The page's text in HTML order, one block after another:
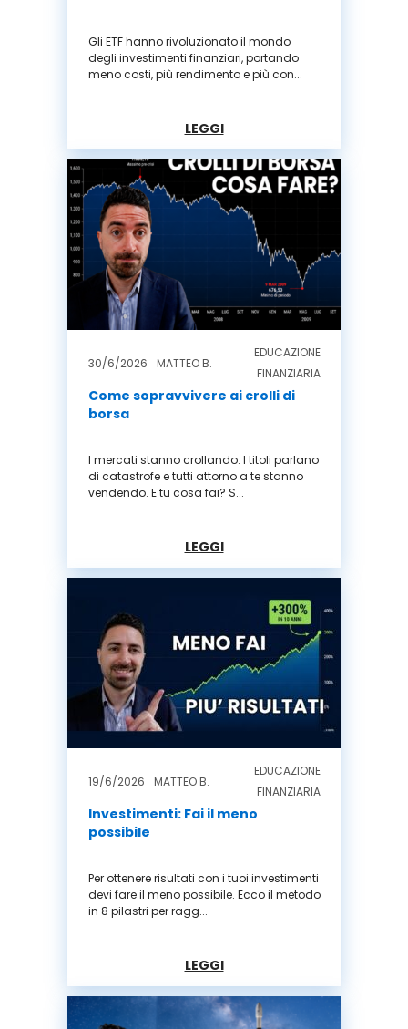
Gli ETF hanno rivoluzionato il mondo
degli investimenti finanziari, portando
meno costi, più rendimento e più con...
LEGGI
30/6/2026 MATTEO B.
EDUCAZIONE
FINANZIARIA
Come sopravvivere ai crolli di
borsa
I mercati stanno crollando. I titoli parlano
di catastrofe e tutti attorno a te stanno
vendendo. E tu cosa fai? S...
LEGGI
19/6/2026 MATTEO B.
EDUCAZIONE
FINANZIARIA
Investimenti: Fai il meno
possibile
Per ottenere risultati con i tuoi investimenti
devi fare il meno possibile. Ecco il metodo
in 8 pilastri per ragg...
LEGGI